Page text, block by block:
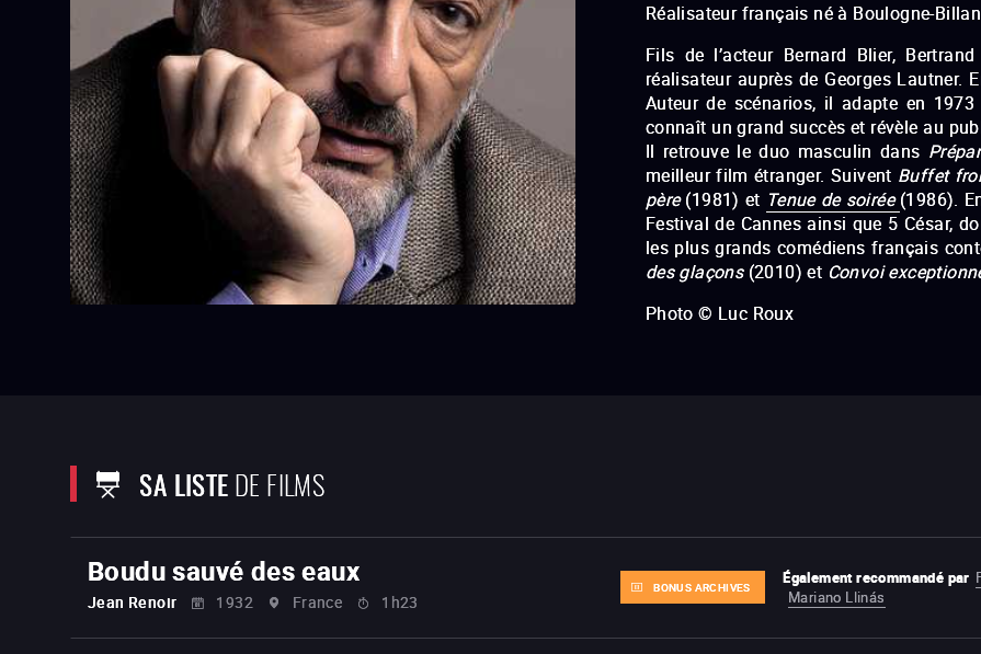
Réalisateur français né à Boulogne-
Fils de l’acteur Bernard Blier,
réalisateur auprès de Georges Lautner.
Auteur de scénarios, il adapte en
connaît un grand succès et révèle au
Il retrouve le duo masculin dans
meilleur film étranger. Suivent Buffet
père (1981) et Tenue de soirée (1986).
Festival de Cannes ainsi que 5 César,
les plus grands comédiens français
des glaçons(2010) et Convoi
Photo © Luc Roux
SA LISTEDE FILMS
Boudu sauvé des eaux
Jean Renoir 1932 France 1h23
BONUS ARCHIVES Également recommandé par
Mariano Llinás